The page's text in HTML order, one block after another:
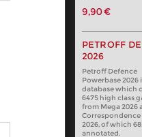
9,90 €
PETROFF
2026
Petroff Defence
Powerbase 2026
database which
6475 high class
from Mega 2026
Correspondence
2026, of which
annotated.